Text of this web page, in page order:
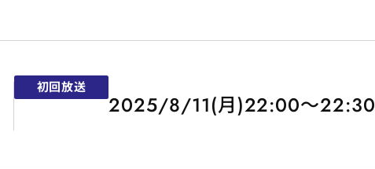
初回放送
2025/8/11(月)22:00～22:30